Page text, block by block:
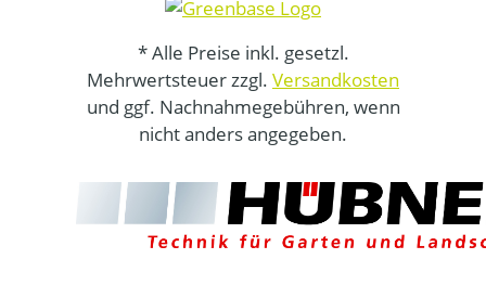
* Alle Preise inkl. gesetzl.
Mehrwertsteuer zzgl. Versandkosten
und ggf. Nachnahmegebühren, wenn
nicht anders angegeben.